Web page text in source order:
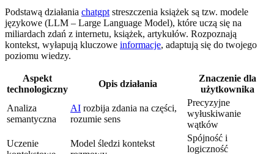
Podstawą działania chatgpt streszczenia książek są tzw. modele
językowe (LLM – Large Language Model), które uczą się na
miliardach zdań z internetu, książek, artykułów. Rozpoznają
kontekst, wyłapują kluczowe informacje, adaptują się do twojego
poziomu wiedzy.
Aspekt
technologiczny
Opis działania
Znaczenie dla
użytkownika
Analiza
semantyczna
AI rozbija zdania na części,
rozumie sens
Precyzyjne
wyłuskiwanie
wątków
Uczenie
Model śledzi kontekst
Spójność i
logiczność